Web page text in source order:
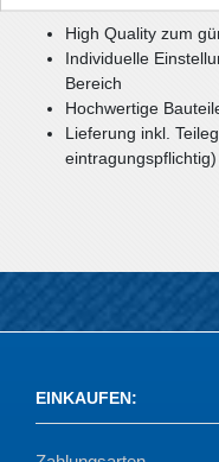
High Quality zum
Individuelle
Bereich
Hochwertige
Lieferung inkl.
eintragungspflichtig)
EINKAUFEN: